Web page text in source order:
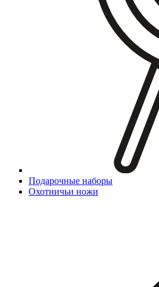
Подарочные наборы
Охотничьи ножи